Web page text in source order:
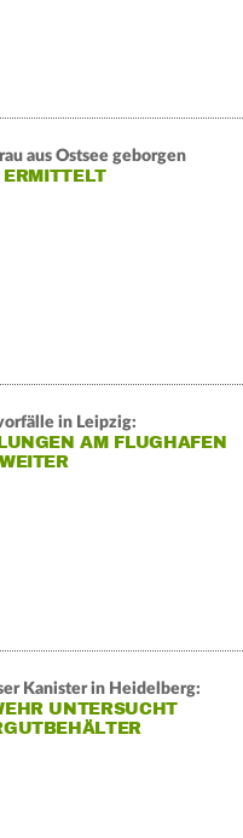
aus Ostsee geborgen
in Leipzig:
AM FLUGHAFEN
Kanister in Heidelberg:
UNTERSUCHT